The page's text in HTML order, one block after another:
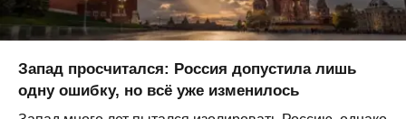
Запад просчитался: Россия допустила лишь
одну ошибку, но всё уже изменилось